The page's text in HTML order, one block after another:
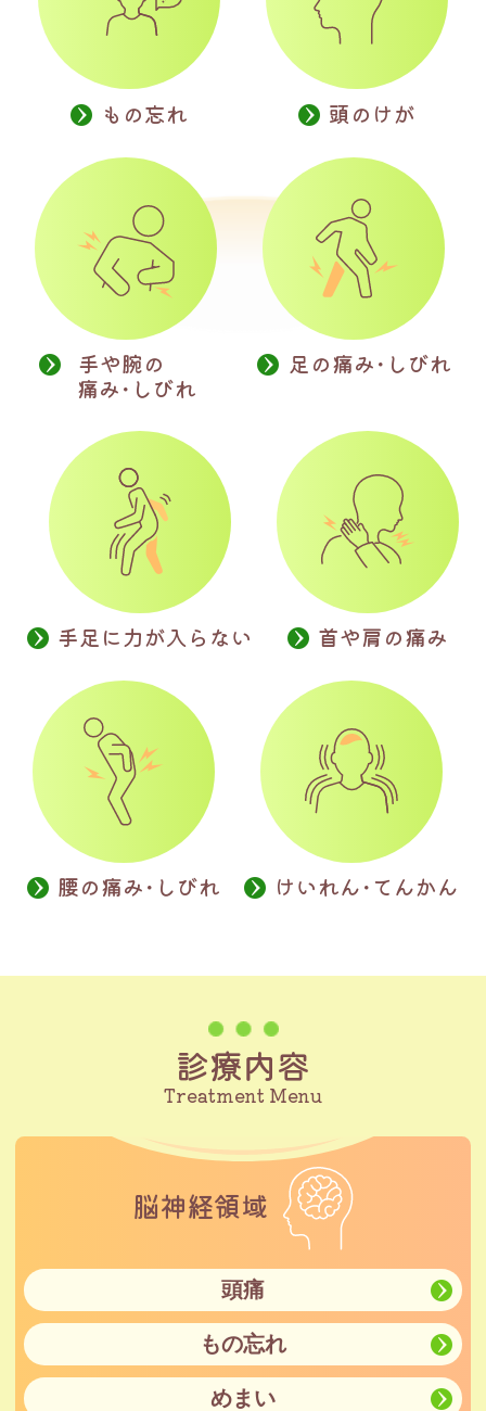
もの忘れ 頭のけが
手や腕の
痛み･しびれ
足の痛み･しびれ
手足に力が入らない 首や肩の痛み
腰の痛み･しびれ けいれん･てんかん
診療内容
Treatment Menu
脳神経領域
頭痛
もの忘れ
めまい